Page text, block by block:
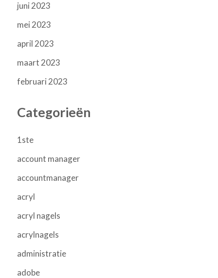
juni 2023
mei 2023
april 2023
maart 2023
februari 2023
Categorieën
1ste
account manager
accountmanager
acryl
acryl nagels
acrylnagels
administratie
adobe